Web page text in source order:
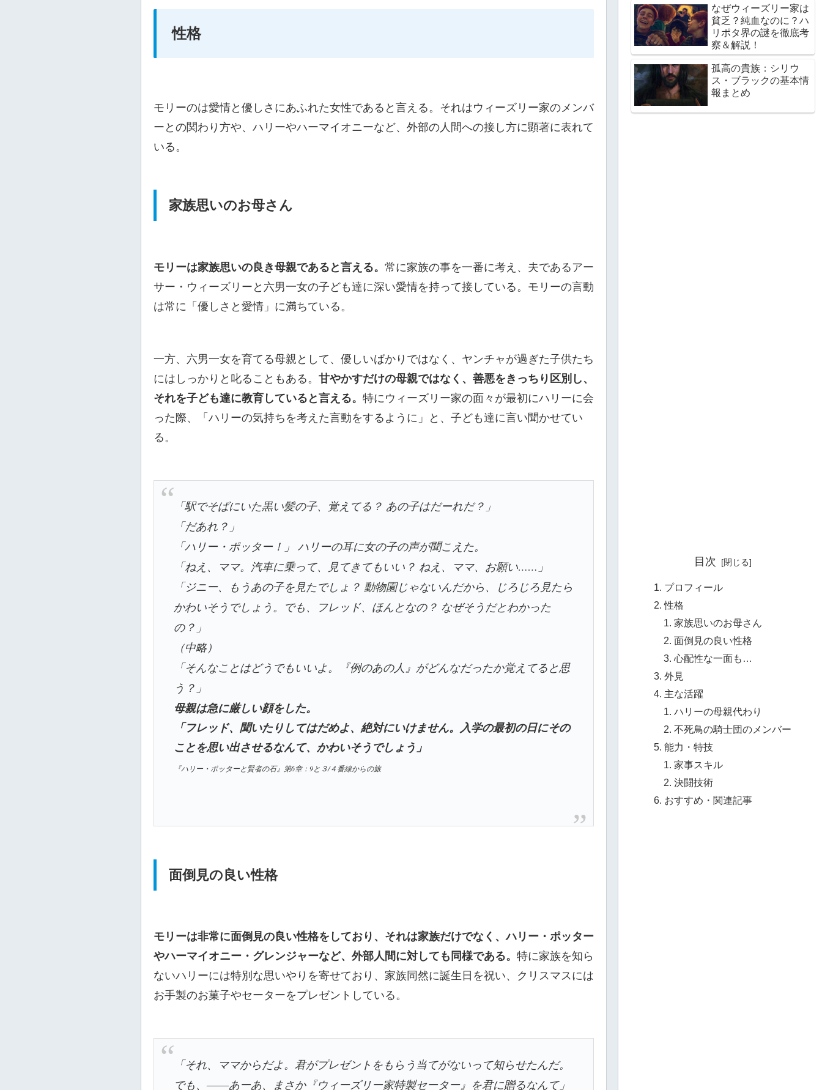
性格
モリーのは愛情と優しさにあふれた女性であると言える。それはウィーズリー家のメンバ
ーとの関わり方や、ハリーやハーマイオニーなど、外部の人間への接し方に顕著に表れて
いる。
家族思いのお母さん
モリーは家族思いの良き母親であると言える。 常に家族の事を一番に考え、夫であるアー
サー・ウィーズリーと六男一女の子ども達に深い愛情を持って接している。モリーの言動
は常に「優しさと愛情」に満ちている。
一方、六男一女を育てる母親として、優しいばかりではなく、ヤンチャが過ぎた子供たち
にはしっかりと叱ることもある。 甘やかすだけの母親ではなく、善悪をきっちり区別し、
それを子ども達に教育していると言える。 特にウィーズリー家の面々が最初にハリーに会
った際、「ハリーの気持ちを考えた言動をするように」と、子ども達に言い聞かせてい
る。
「駅でそばにいた黒い髪の子、覚えてる？ あの子はだーれだ？」
「だあれ？」
「ハリー・ポッター！」 ハリーの耳に女の子の声が聞こえた。
「ねえ、ママ。汽車に乗って、見てきてもいい？ ねえ、ママ、お願い……」
「ジニー、もうあの子を見たでしょ？ 動物園じゃないんだから、じろじろ見たら
かわいそうでしょう。でも、フレッド、ほんとなの？ なぜそうだとわかった
の？」
（中略）
「そんなことはどうでもいいよ。『例のあの人』がどんなだったか覚えてると思
う？」
母親は急に厳しい顔をした。
「フレッド、聞いたりしてはだめよ、絶対にいけません。入学の最初の日にその
ことを思い出させるなんて、かわいそうでしょう」
『ハリー・ポッターと賢者の石』第6章：9と３/４番線からの旅
面倒見の良い性格
モリーは非常に面倒見の良い性格をしており、それは家族だけでなく、ハリー・ポッター
やハーマイオニー・グレンジャーなど、外部人間に対しても同様である。 特に家族を知ら
ないハリーには特別な思いやりを寄せており、家族同然に誕生日を祝い、クリスマスには
お手製のお菓子やセーターをプレゼントしている。
「それ、ママからだよ。君がプレゼントをもらう当てがないって知らせたんだ。
でも、――あーあ、まさか『ウィーズリー家特製セーター』を君に贈るなんて」
なぜウィーズリー家は
貧乏？純血なのに？ハ
リポタ界の謎を徹底考
察＆解説！
孤高の貴族：シリウ
ス・ブラックの基本情
報まとめ
目次
プロフィール
性格
家族思いのお母さん
面倒見の良い性格
心配性な一面も…
外見
主な活躍
ハリーの母親代わり
不死鳥の騎士団のメンバー
能力・特技
家事スキル
決闘技術
おすすめ・関連記事